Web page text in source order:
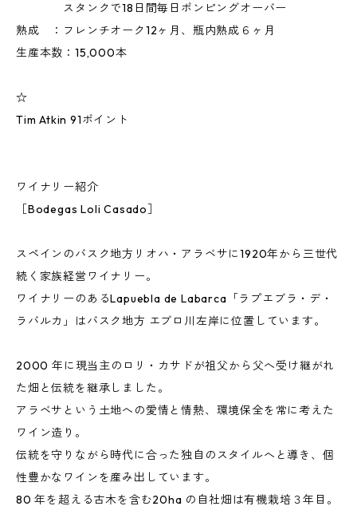
スタンクで18日間毎日ポンピングオーバー
熟成 ：フレンチオーク12ヶ月、瓶内熟成６ヶ月
生産本数：15,000本
☆
Tim Atkin 91ポイント
ワイナリー紹介
［Bodegas Loli Casado］
スペインのバスク地方リオハ・アラベサに1920年から三世代
続く家族経営ワイナリー。
ワイナリーのあるLapuebla de Labarca「ラプエブラ・デ・
ラバルカ」はバスク地方 エブロ川左岸に位置しています。
2000 年に現当主のロリ・カサドが祖父から父へ受け継がれ
た畑と伝統を継承しました。
アラベサという土地への愛情と情熱、環境保全を常に考えた
ワイン造り。
伝統を守りながら時代に合った独自のスタイルへと導き、個
性豊かなワインを産み出しています。
80 年を超える古木を含む20ha の自社畑は有機栽培３年目。